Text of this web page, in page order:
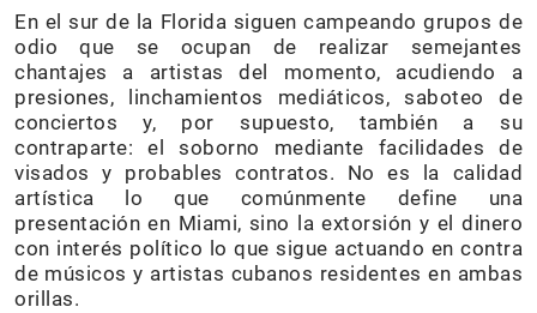
En el sur de la Florida siguen campeando grupos de
odio que se ocupan de realizar semejantes
chantajes a artistas del momento, acudiendo a
presiones, linchamientos mediáticos, saboteo de
conciertos y, por supuesto, también a su
contraparte: el soborno mediante facilidades de
visados y probables contratos. No es la calidad
artística lo que comúnmente define una
presentación en Miami, sino la extorsión y el dinero
con interés político lo que sigue actuando en contra
de músicos y artistas cubanos residentes en ambas
orillas.